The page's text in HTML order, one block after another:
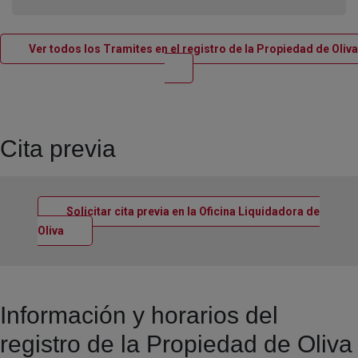
Ver todos los Tramites en el registro de la Propiedad de Oliva
Ventana nueva
Cita previa
Solicitar cita previa en la Oficina Liquidadora de
Oliva Ventana nueva
Información y horarios del
registro de la Propiedad de Oliva